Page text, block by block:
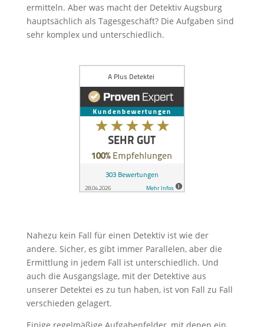
ermitteln. Aber was macht der Detektiv Augsburg
hauptsächlich als Tagesgeschäft? Die Aufgaben sind
sehr komplex und unterschiedlich.
Nahezu kein Fall für einen Detektiv ist wie der
andere. Sicher, es gibt immer Parallelen, aber die
Ermittlung in jedem Fall ist unterschiedlich. Und
auch die Ausgangslage, mit der Detektive aus
unserer Detektei es zu tun haben, ist von Fall zu Fall
verschieden gelagert.